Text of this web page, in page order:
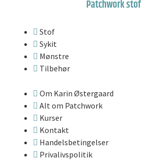
Patchwork stof
Stof
Sykit
Mønstre
Tilbehør
Om Karin Østergaard
Alt om Patchwork
Kurser
Kontakt
Handelsbetingelser
Privalivspolitik